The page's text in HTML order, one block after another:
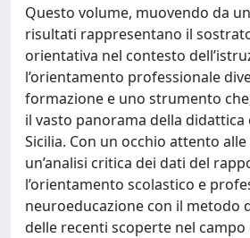
Questo volume, muovendo da
risultati rappresentano il
orientativa nel contesto
l’orientamento professionale
formazione e uno strumento
il vasto panorama della
Sicilia. Con un occhio attento
un’analisi critica dei dati del
l’orientamento scolastico e
neuroeducazione con il metodo
delle recenti scoperte nel